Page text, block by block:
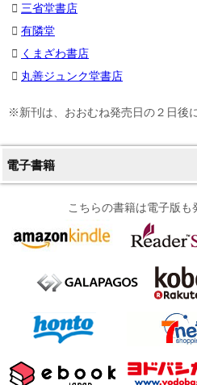
三省堂書店
有隣堂
くまざわ書店
丸善ジュンク堂書店
※新刊は、おおむね発売日の２日後
電子書籍
こちらの書籍は電子版も